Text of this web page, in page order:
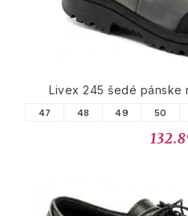
Livex 245 šedé pánske
47 48 49 50